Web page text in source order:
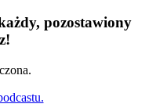
pozostawiony